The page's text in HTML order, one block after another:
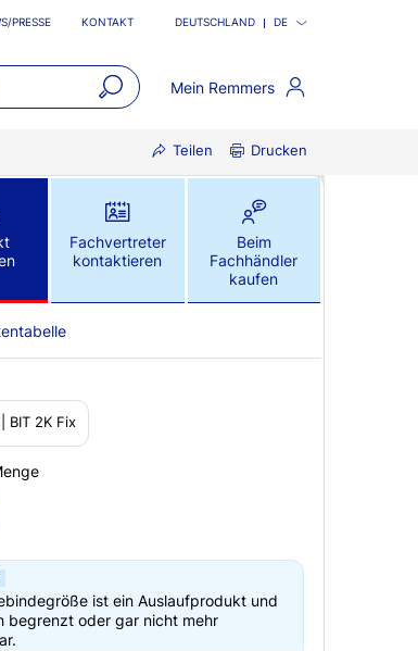
PRESSE KONTAKT DEUTSCHLAND DE
Mein Remmers
Teilen Drucken
Fachvertreter
kontaktieren
Beim
Fachhändler
kaufen
BIT 2K Fix
ist ein Auslaufprodukt und
begrenzt oder gar nicht mehr